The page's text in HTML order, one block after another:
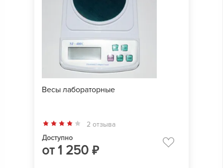
Весы лабораторные
2 отзыва
Доступно
от1 250 ₽